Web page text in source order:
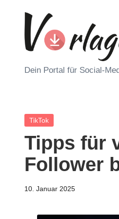
V
r
l
a
Dein Portal für Social-
Posted
TikTok
Tipps für
Follower
10. Januar 2025